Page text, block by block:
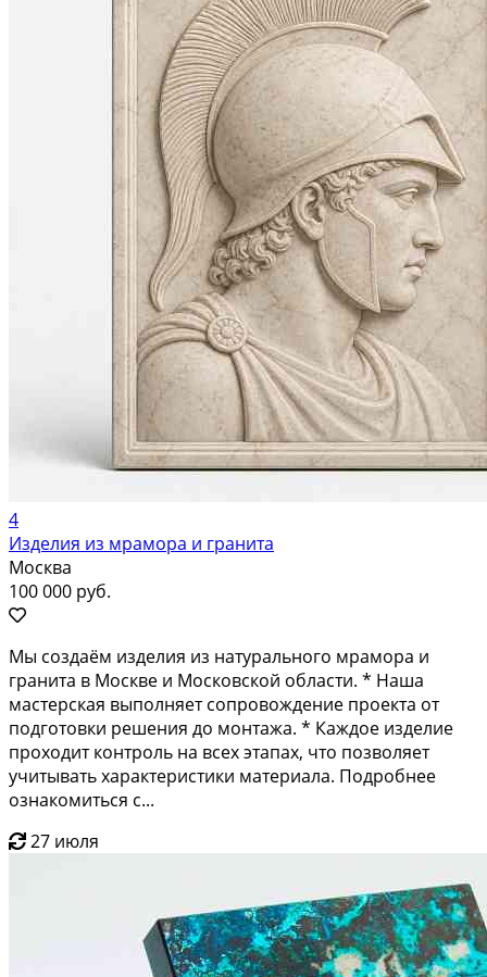
4
Изделия из мрамора и гранита
Москва
100 000 руб.
Мы создаём изделия из натурального мрамора и
гранита в Москве и Московской области. * Наша
мастерская выполняет сопровождение проекта от
подготовки решения до монтажа. * Каждое изделие
проходит контроль на всех этапах, что позволяет
учитывать характеристики материала. Подробнее
ознакомиться с...
27 июля